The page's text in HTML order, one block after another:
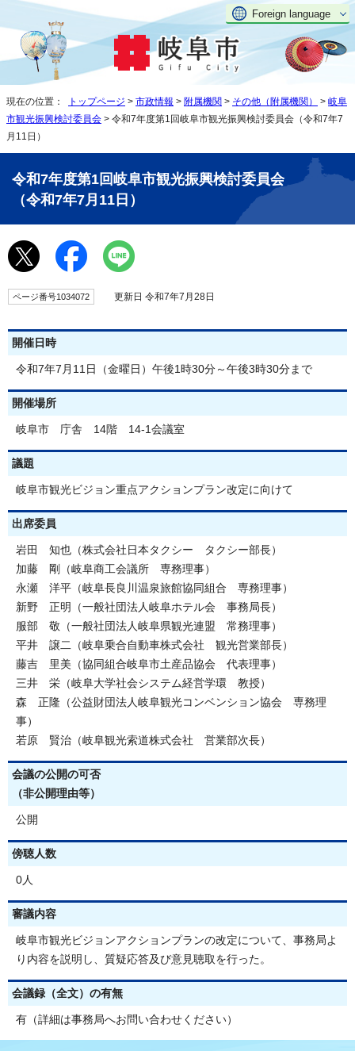
Foreign language
現在の位置： トップページ > 市政情報 > 附属機関 > その他（附属機関） > 岐阜
市観光振興検討委員会 > 令和7年度第1回岐阜市観光振興検討委員会（令和7年7
月11日）
令和7年度第1回岐阜市観光振興検討委員会
（令和7年7月11日）
ページ番号1034072 更新日 令和7年7月28日
開催日時
令和7年7月11日（金曜日）午後1時30分～午後3時30分まで
開催場所
岐阜市 庁舎 14階 14-1会議室
議題
岐阜市観光ビジョン重点アクションプラン改定に向けて
出席委員
岩田 知也（株式会社日本タクシー タクシー部長）
加藤 剛（岐阜商工会議所 専務理事）
永瀬 洋平（岐阜長良川温泉旅館協同組合 専務理事）
新野 正明（一般社団法人岐阜ホテル会 事務局長）
服部 敬（一般社団法人岐阜県観光連盟 常務理事）
平井 譲二（岐阜乗合自動車株式会社 観光営業部長）
藤吉 里美（協同組合岐阜市土産品協会 代表理事）
三井 栄（岐阜大学社会システム経営学環 教授）
森 正隆（公益財団法人岐阜観光コンベンション協会 専務理
事）
若原 賢治（岐阜観光索道株式会社 営業部次長）
会議の公開の可否
（非公開理由等）
公開
傍聴人数
0人
審議内容
岐阜市観光ビジョンアクションプランの改定について、事務局よ
り内容を説明し、質疑応答及び意見聴取を行った。
会議録（全文）の有無
有（詳細は事務局へお問い合わせください）